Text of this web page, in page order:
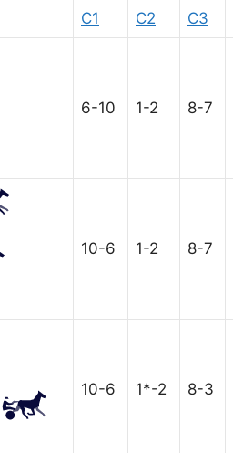
C1 C2 C3
6-10 1-2 8-7
10-6 1-2 8-7
10-6 1*-2 8-3